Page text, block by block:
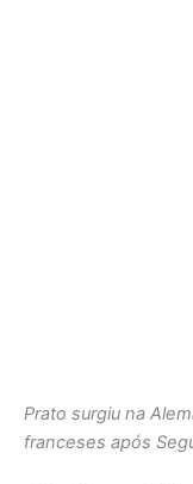
Prato surgiu na
franceses após